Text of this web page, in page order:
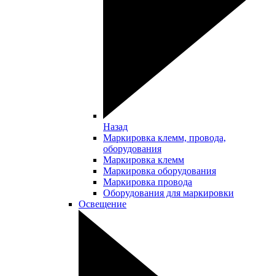
Назад
Маркировка клемм, провода,
оборудования
Маркировка клемм
Маркировка оборудования
Маркировка провода
Оборудования для маркировки
Освещение